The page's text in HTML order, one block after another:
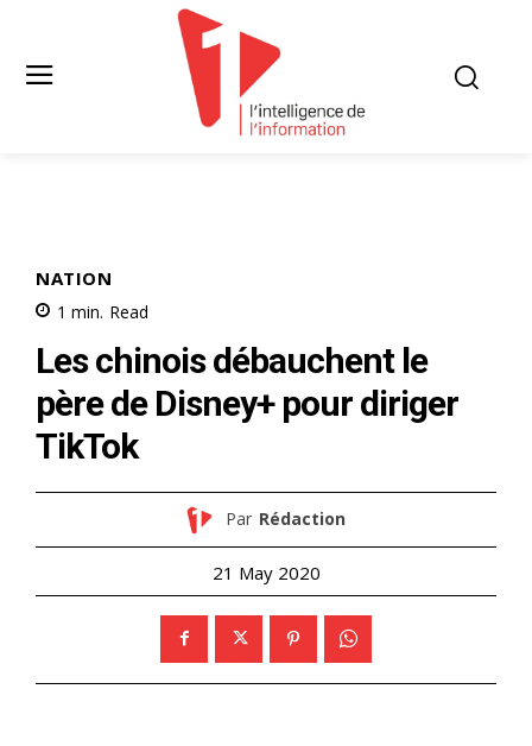
NATION
1 min. Read
Les chinois débauchent le
père de Disney+ pour diriger
TikTok
Par Rédaction
21 May 2020